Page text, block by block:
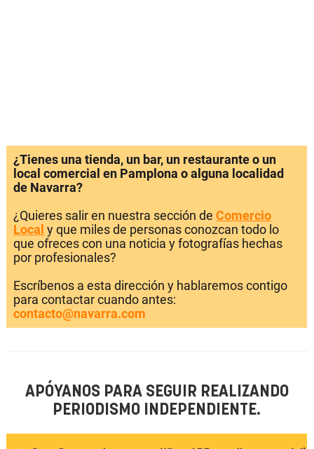
¿Tienes una tienda, un bar, un restaurante o un
local comercial en Pamplona o alguna localidad
de Navarra?
¿Quieres salir en nuestra sección de Comercio
Local y que miles de personas conozcan todo lo
que ofreces con una noticia y fotografías hechas
por profesionales?
Escríbenos a esta dirección y hablaremos contigo
para contactar cuando antes:
contacto@navarra.com
APÓYANOS PARA SEGUIR REALIZANDO
PERIODISMO INDEPENDIENTE.